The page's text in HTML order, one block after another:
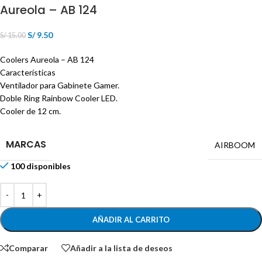
Aureola – AB 124
S/15.00 S/9.50
Coolers Aureola – AB 124
Características
Ventilador para Gabinete Gamer.
Doble Ring Rainbow Cooler LED.
Cooler de 12 cm.
MARCAS AIRBOOM
100 disponibles
AÑADIR AL CARRITO
Comparar Añadir a la lista de deseos